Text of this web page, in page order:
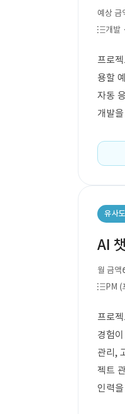
예상 금
개발
프로
용할
자동
개발
유사
AI
월 금액
PM (
프로
경험
관리,
젝트
인력